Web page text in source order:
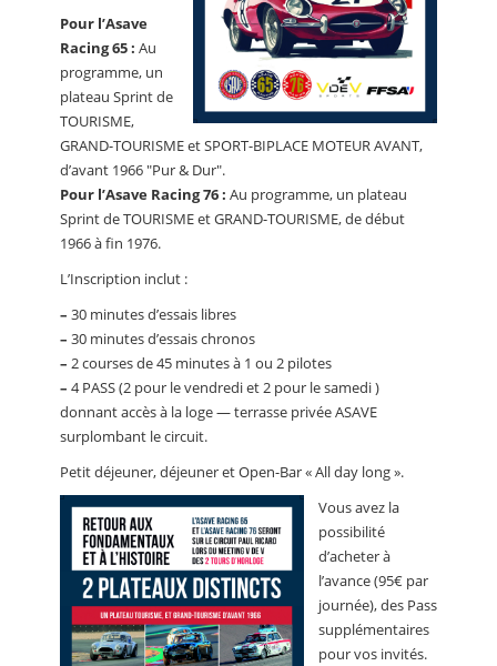
Pour l’Asave
Racing 65 : Au
programme, un
plateau Sprint de
TOURISME,
GRAND-TOURISME et SPORT-BIPLACE MOTEUR AVANT,
d’avant 1966 "Pur & Dur".
Pour l’Asave Racing 76 : Au programme, un plateau
Sprint de TOURISME et GRAND-TOURISME, de début
1966 à fin 1976.
L’Inscription inclut :
– 30 minutes d’essais libres
– 30 minutes d’essais chronos
– 2 courses de 45 minutes à 1 ou 2 pilotes
– 4 PASS (2 pour le vendredi et 2 pour le samedi )
donnant accès à la loge — terrasse privée ASAVE
surplombant le circuit.
Petit déjeuner, déjeuner et Open-Bar « All day long ».
Vous avez la
possibilité
d’acheter à
l’avance (95€ par
journée), des Pass
supplémentaires
pour vos invités.